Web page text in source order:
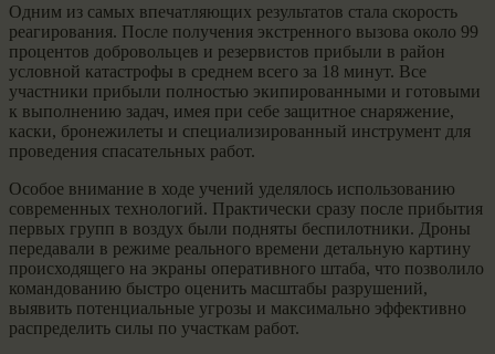
Одним из самых впечатляющих результатов стала скорость
реагирования. После получения экстренного вызова около 99
процентов добровольцев и резервистов прибыли в район
условной катастрофы в среднем всего за 18 минут. Все
участники прибыли полностью экипированными и готовыми
к выполнению задач, имея при себе защитное снаряжение,
каски, бронежилеты и специализированный инструмент для
проведения спасательных работ.
Особое внимание в ходе учений уделялось использованию
современных технологий. Практически сразу после прибытия
первых групп в воздух были подняты беспилотники. Дроны
передавали в режиме реального времени детальную картину
происходящего на экраны оперативного штаба, что позволило
командованию быстро оценить масштабы разрушений,
выявить потенциальные угрозы и максимально эффективно
распределить силы по участкам работ.